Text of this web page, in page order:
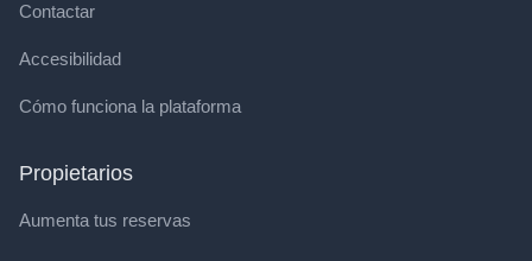
Contactar
Accesibilidad
Cómo funciona la plataforma
Propietarios
Aumenta tus reservas